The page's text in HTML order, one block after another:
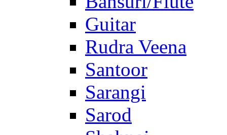
Guitar
Rudra Veena
Santoor
Sarangi
Sarod